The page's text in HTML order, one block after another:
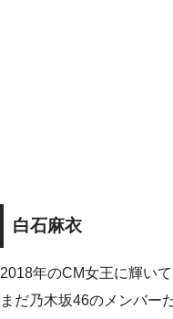
白石麻衣
2018年のCM女王に輝い
まだ乃木坂46のメンバー